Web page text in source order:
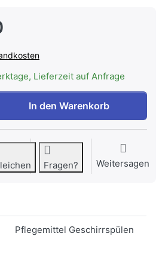
Lieferzeit auf Anfrage
GS CL 0601 T E | UltraTabs All in
In den Warenkorb
Fragen? Weitersagen
Pflegemittel Geschirrspülen